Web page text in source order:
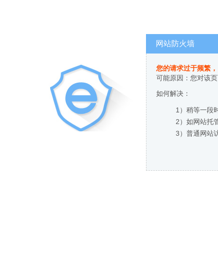
网站防火墙
您的请求过于频繁
可能原因：您对该
如何解决：
1）稍等一段
2）如网站托
3）普通网站